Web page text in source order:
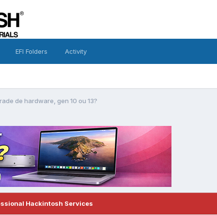
EFI Folders Activity
de hardware, gen 10 ou 13?
Hackintosh Services